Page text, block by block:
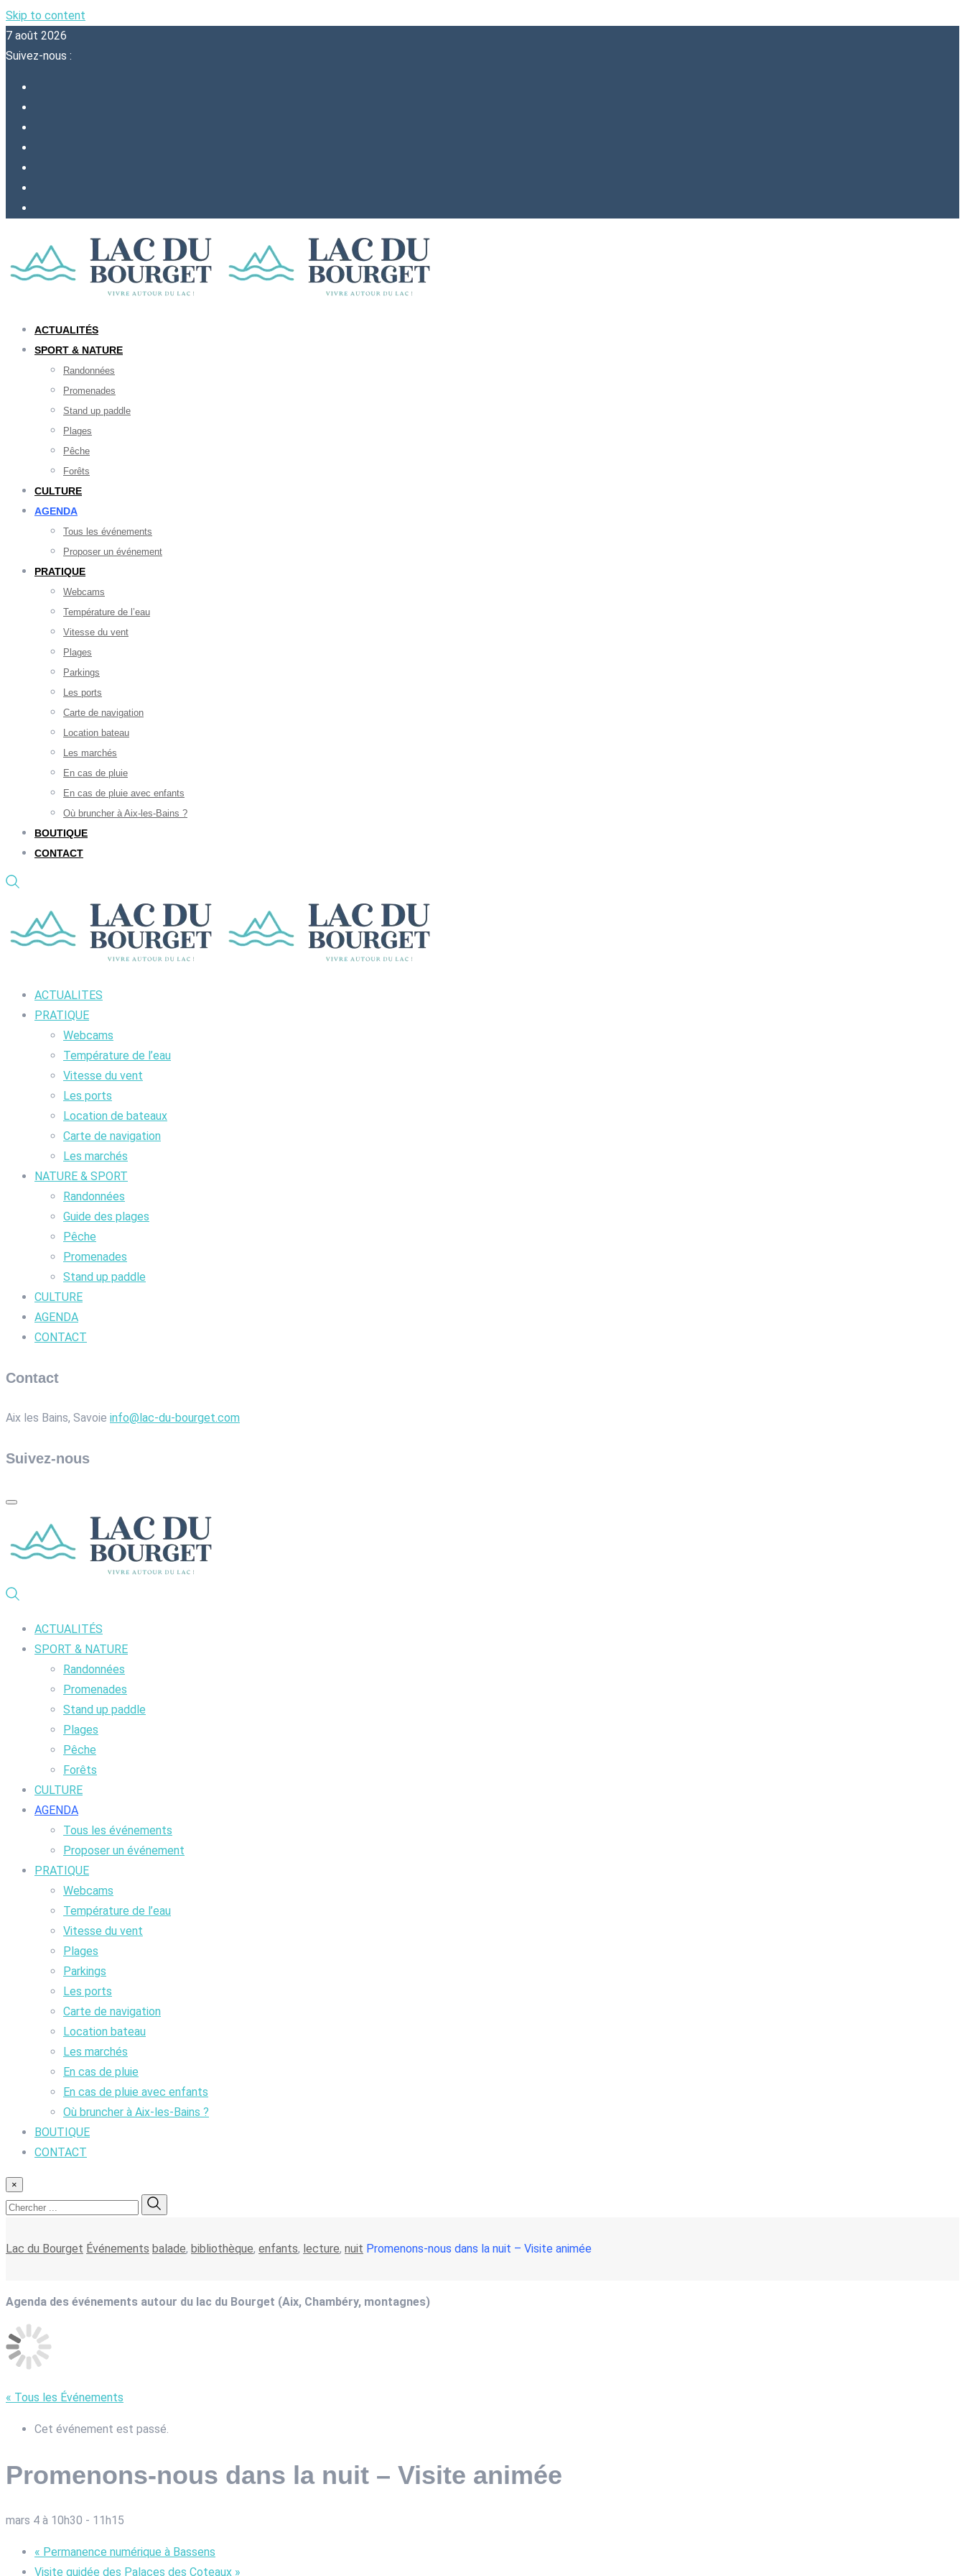
Skip to content
7 août 2026
Suivez-nous :
ACTUALITÉS
SPORT & NATURE
Randonnées
Promenades
Stand up paddle
Plages
Pêche
Forêts
CULTURE
AGENDA
Tous les événements
Proposer un événement
PRATIQUE
Webcams
Température de l’eau
Vitesse du vent
Plages
Parkings
Les ports
Carte de navigation
Location bateau
Les marchés
En cas de pluie
En cas de pluie avec enfants
Où bruncher à Aix-les-Bains ?
BOUTIQUE
CONTACT
ACTUALITES
PRATIQUE
Webcams
Température de l’eau
Vitesse du vent
Les ports
Location de bateaux
Carte de navigation
Les marchés
NATURE & SPORT
Randonnées
Guide des plages
Pêche
Promenades
Stand up paddle
CULTURE
AGENDA
CONTACT
Contact
Aix les Bains, Savoie info@lac-du-bourget.com
Suivez-nous
ACTUALITÉS
SPORT & NATURE
Randonnées
Promenades
Stand up paddle
Plages
Pêche
Forêts
CULTURE
AGENDA
Tous les événements
Proposer un événement
PRATIQUE
Webcams
Température de l’eau
Vitesse du vent
Plages
Parkings
Les ports
Carte de navigation
Location bateau
Les marchés
En cas de pluie
En cas de pluie avec enfants
Où bruncher à Aix-les-Bains ?
BOUTIQUE
CONTACT
×
Lac du Bourget Événements balade, bibliothèque, enfants, lecture, nuit Promenons-nous dans la nuit – Visite animée
Agenda des événements autour du lac du Bourget (Aix, Chambéry, montagnes)
« Tous les Événements
Cet événement est passé.
Promenons-nous dans la nuit – Visite animée
mars 4 à 10h30 - 11h15
« Permanence numérique à Bassens
Visite guidée des Palaces des Coteaux »